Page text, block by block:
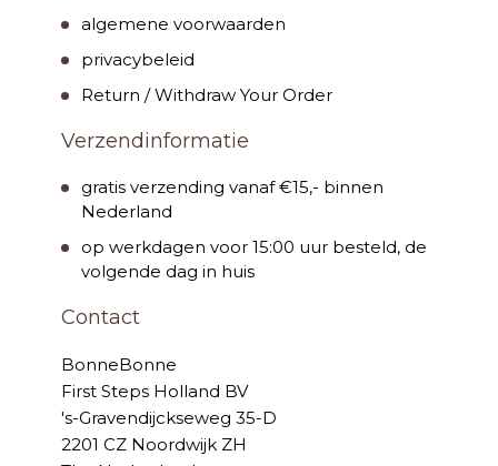
algemene voorwaarden
privacybeleid
Return / Withdraw Your Order
Verzendinformatie
gratis verzending vanaf €15,- binnen
Nederland
op werkdagen voor 15:00 uur besteld, de
volgende dag in huis
Contact
BonneBonne
First Steps Holland BV
's-Gravendijckseweg 35-D
2201 CZ Noordwijk ZH